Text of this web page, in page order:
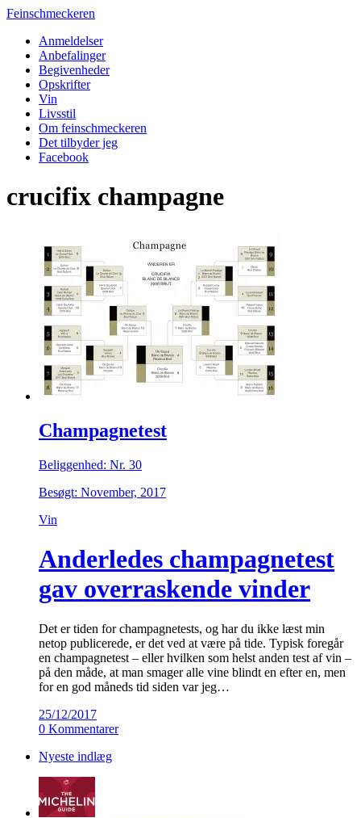
Feinschmeckeren
Anmeldelser
Anbefalinger
Begivenheder
Opskrifter
Vin
Livsstil
Om feinschmeckeren
Det tilbyder jeg
Facebook
crucifix champagne
Champagnetest
Beliggenhed: Nr. 30
Besøgt: November, 2017
Vin
Anderledes champagnetest
gav overraskende vinder
Det er tiden for champagnetests, og har du ikke læst min
netop publicerede, er det ved at være på tide. Typisk foregår
en champagnetest – eller hvilken som helst anden test af vin –
på den måde, at man smager alle vine blindt en efter en, men
for en god måneds tid siden var jeg…
25/12/2017
0 Kommentarer
Nyeste indlæg